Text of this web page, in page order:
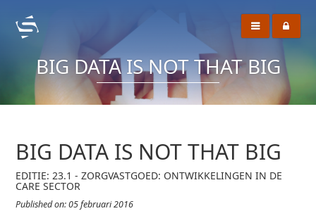
BIG DATA IS NOT THAT BIG
BIG DATA IS NOT THAT BIG
EDITIE: 23.1 - ZORGVASTGOED: ONTWIKKELINGEN IN DE
CARE SECTOR
Published on: 05 februari 2016